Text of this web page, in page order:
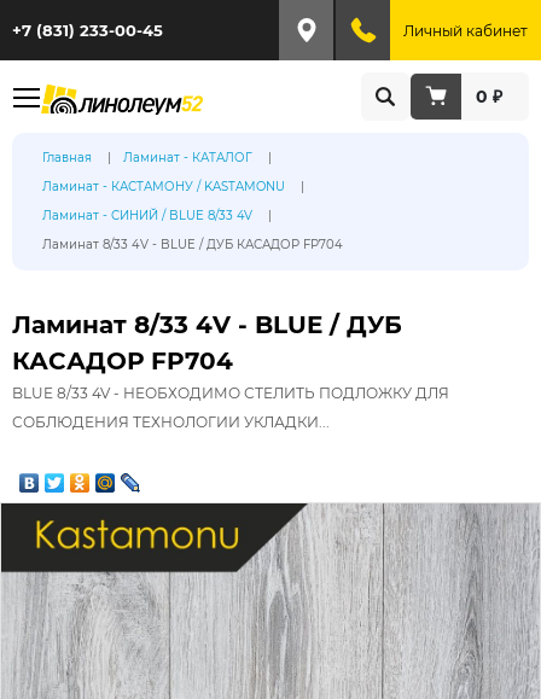
+7 (831) 233-00-45 Личный кабинет
0 ₽
Главная
Ламинат - КАТАЛОГ
Ламинат - КАСТАМОНУ / KASTAMONU
Ламинат - СИНИЙ / BLUE 8/33 4V
Ламинат 8/33 4V - BLUE / ДУБ КАСАДОР FP704
Ламинат 8/33 4V - BLUE / ДУБ
КАСАДОР FP704
BLUE 8/33 4V - НЕОБХОДИМО СТЕЛИТЬ ПОДЛОЖКУ ДЛЯ
СОБЛЮДЕНИЯ ТЕХНОЛОГИИ УКЛАДКИ...